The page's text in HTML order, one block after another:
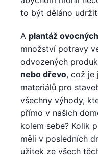
to být děláno
A plantáž
množství potravy
odvozených
nebo dřevo, což je
materiálů pro
všechny výhody,
přímo v našich
kolem sebe? Kolik
měli v posledních
užitek ze všech